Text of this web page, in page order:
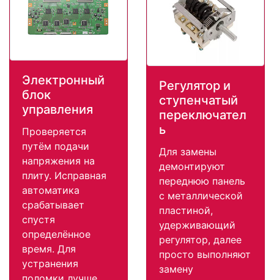
Электронный
блок
управления
Проверяется
путём подачи
напряжения на
плиту. Исправная
автоматика
срабатывает
спустя
определённое
время. Для
устранения
Регулятор и
ступенчатый
переключател
ь
Для замены
демонтируют
переднюю панель
с металлической
пластиной,
удерживающий
регулятор, далее
просто выполняют
замену